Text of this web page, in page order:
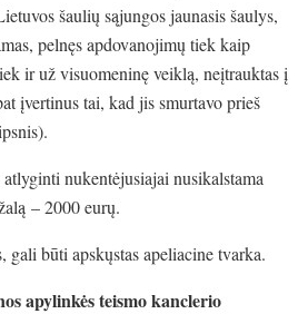
šaulių sąjungos jaunasis šaulys,
pelnęs apdovanojimų tiek kaip
ir už visuomeninę veiklą, neįtrauktas į
įvertinus tai, kad jis smurtavo prieš
nukentėjusiajai nusikalstama
– 2000 eurų.
gali būti apskųstas apeliacine tvarka.
apylinkės teismo kanclerio